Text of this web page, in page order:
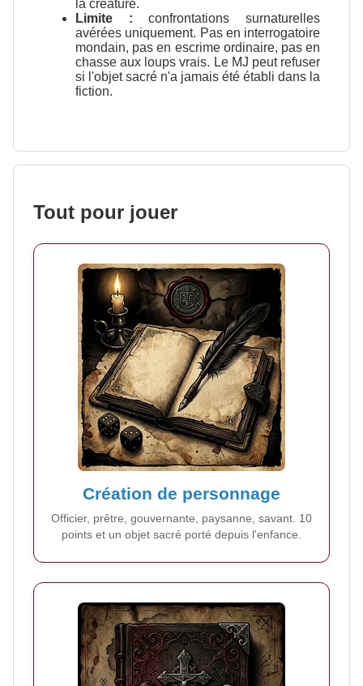
la créature.
Limite : confrontations surnaturelles
avérées uniquement. Pas en interrogatoire
mondain, pas en escrime ordinaire, pas en
chasse aux loups vrais. Le MJ peut refuser
si l'objet sacré n'a jamais été établi dans la
fiction.
Tout pour jouer
Création de personnage
Officier, prêtre, gouvernante, paysanne, savant. 10
points et un objet sacré porté depuis l'enfance.